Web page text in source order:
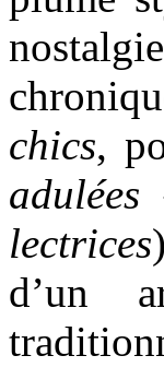
chics,
adulées
lectrices
d’un